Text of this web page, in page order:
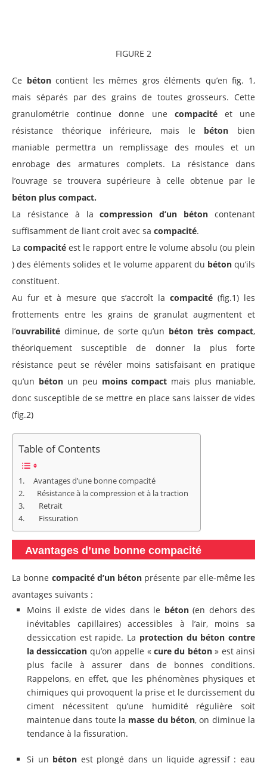
FIGURE 2
Ce bétoncontient les mêmes gros éléments qu’en fig. 1,
mais séparés par des grains de toutes grosseurs. Cette
granulométrie continue donne une compacitéet une
résistance théorique inférieure, mais le béton bien
maniable permettra un remplissage des moules et un
enrobage des armatures complets. La résistance dans
l’ouvrage se trouvera supérieure à celle obtenue par le
béton plus compact.
La résistance à lacompression d’un béton contenant
suffisamment de liant croit avec sa compacité.
Lacompacité est le rapport entre le volume absolu (ou plein
) des éléments solides et le volume apparent du bétonqu’ils
constituent.
Au fur et à mesure que s’accroît lacompacité (fig.1) les
frottements entre les grains de granulat augmentent et
l’ouvrabilité diminue, de sorte qu’un béton très compact,
théoriquement susceptible de donner la plus forte
résistance peut se révéler moins satisfaisant en pratique
qu’un bétonun peu moins compact mais plus maniable,
donc susceptible de se mettre en place sans laisser de vides
(fig.2)
Table of Contents
Avantages d’une bonne compacité
Résistance à la compression et à la traction
Retrait
Fissuration
Avantages d’une bonne compacité
La bonne compacité d’un béton présente par elle-même les
avantages suivants :
Moins il existe de vides dans le béton(en dehors des
inévitables capillaires) accessibles à l’air, moins sa
dessiccation est rapide. La protection du béton contre
la dessiccation qu’on appelle «cure du béton» est ainsi
plus facile à assurer dans de bonnes conditions.
Rappelons, en effet, que les phénomènes physiques et
chimiques qui provoquent la prise et le durcissement du
ciment nécessitent qu’une humidité régulière soit
maintenue dans toute la masse du béton, on diminue la
tendance à la fissuration.
Si un béton est plongé dans un liquide agressif : eau